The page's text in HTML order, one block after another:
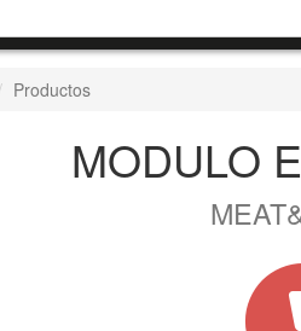
Productos
MODULO